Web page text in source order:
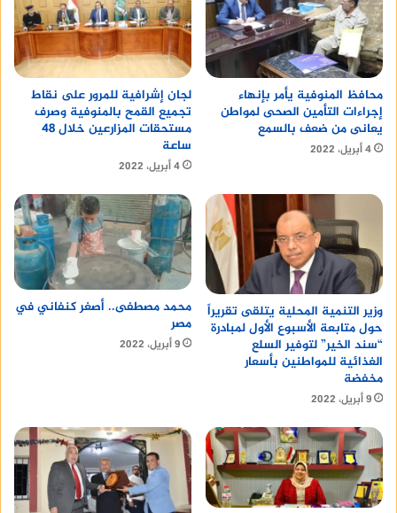
محافظ المنوفية يأمر بإنهاء
إجراءات التأمين الصحى لمواطن
يعانى من ضعف بالسمع
4 أبريل، 2022
لجان إشرافية للمرور على نقاط
تجميع القمح بالمنوفية وصرف
مستحقات المزارعين خلال 48
ساعة
4 أبريل، 2022
وزير التنمية المحلية يتلقى تقريراً
حول متابعة الأسبوع الأول لمبادرة
“سند الخير” لتوفير السلع
الغذائية للمواطنين بأسعار
مخفضة
9 أبريل، 2022
محمد مصطفى.. أصغر كنفاني في
مصر
9 أبريل، 2022